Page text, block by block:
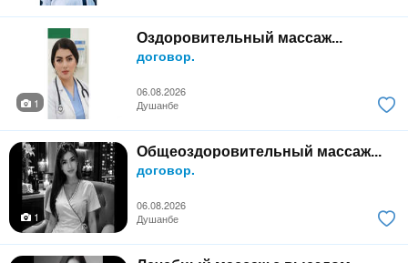
Оздоровительный массаж...
договор.
06.08.2026
1
Душанбе
Общеоздоровительный массаж...
договор.
06.08.2026
1
Душанбе